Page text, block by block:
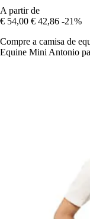
A partir de
€ 54,00 € 42,86 -21%
Compre a camisa de
Equine Mini Antonio